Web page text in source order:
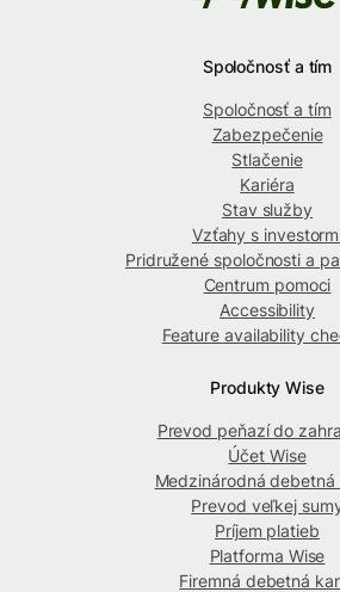
Spoločnosť a tím
Spoločnosť a tím
Zabezpečenie
Stlačenie
Kariéra
Stav služby
Vzťahy s
Pridružené spoločnosti a
Centrum pomoci
Accessibility
Feature availability
Produkty Wise
Prevod peňazí do
Účet Wise
Medzinárodná debetná
Prevod veľkej
Príjem platieb
Platforma Wise
Firemná debetná